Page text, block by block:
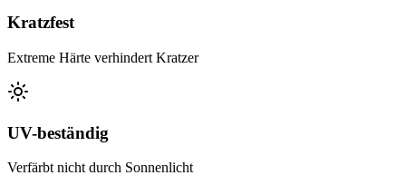
Kratzfest
Extreme Härte verhindert Kratzer
UV-beständig
Verfärbt nicht durch Sonnenlicht